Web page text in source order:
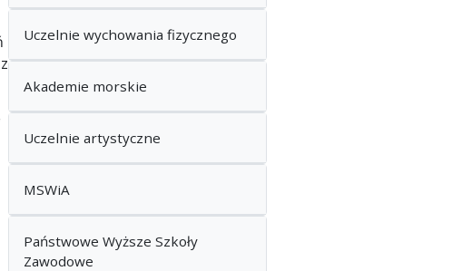
Uczelnie wychowania fizycznego
Akademie morskie
Uczelnie artystyczne
MSWiA
Państwowe Wyższe Szkoły
Zawodowe